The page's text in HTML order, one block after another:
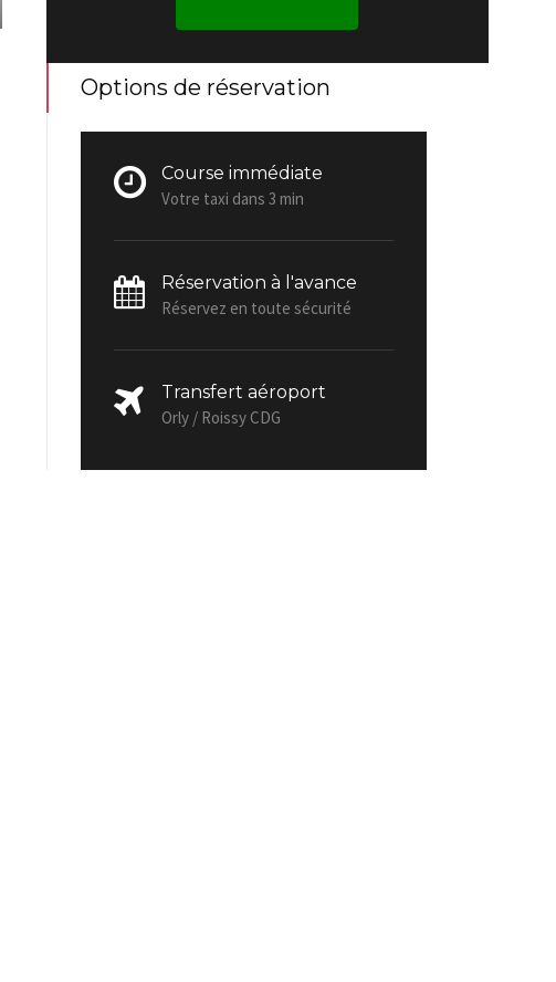
Options de réservation
Course immédiate
Votre taxi dans 3 min
Réservation à l'avance
Réservez en toute sécurité
Transfert aéroport
Orly / Roissy CDG